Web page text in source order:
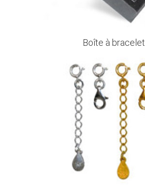
Boîte à bracelet